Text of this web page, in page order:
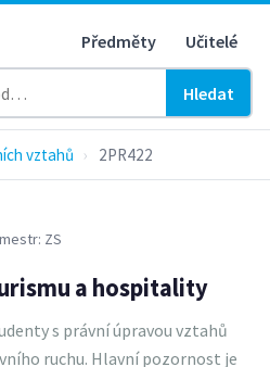
Předměty Učitelé
Hledat
vztahů › 2PR422
ZS
a hospitality
s právní úpravou vztahů
ruchu. Hlavní pozornost je